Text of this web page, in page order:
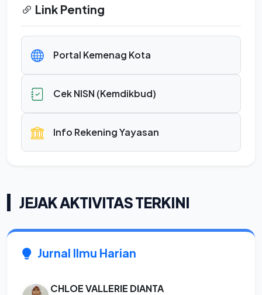
Link Penting
Portal Kemenag Kota
Cek NISN (Kemdikbud)
Info Rekening Yayasan
JEJAK AKTIVITAS TERKINI
Jurnal Ilmu Harian
CHLOE VALLERIE DIANTA